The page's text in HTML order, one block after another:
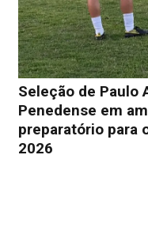
Seleção de Paulo
Penedense em
preparatório para
2026